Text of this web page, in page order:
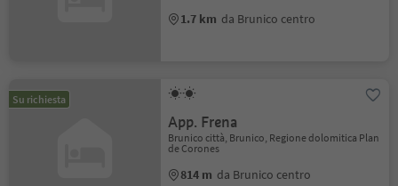
1.7 km da Brunico centro
Su richiesta
App. Frena
Brunico città, Brunico, Regione dolomitica Plan
de Corones
814 m da Brunico centro